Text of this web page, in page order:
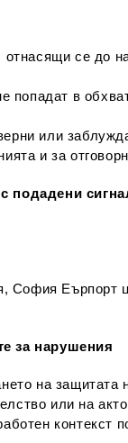
отнасящи се до
попадат в
или
и за
подадени
Еърпорт
за нарушения
на
или на